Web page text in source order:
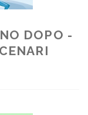
DOPO -